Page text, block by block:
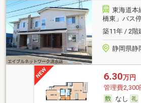
東海道本
橋東」バス
築11年 / 2階
静岡県静
6.30万円
管理費2,300
なし